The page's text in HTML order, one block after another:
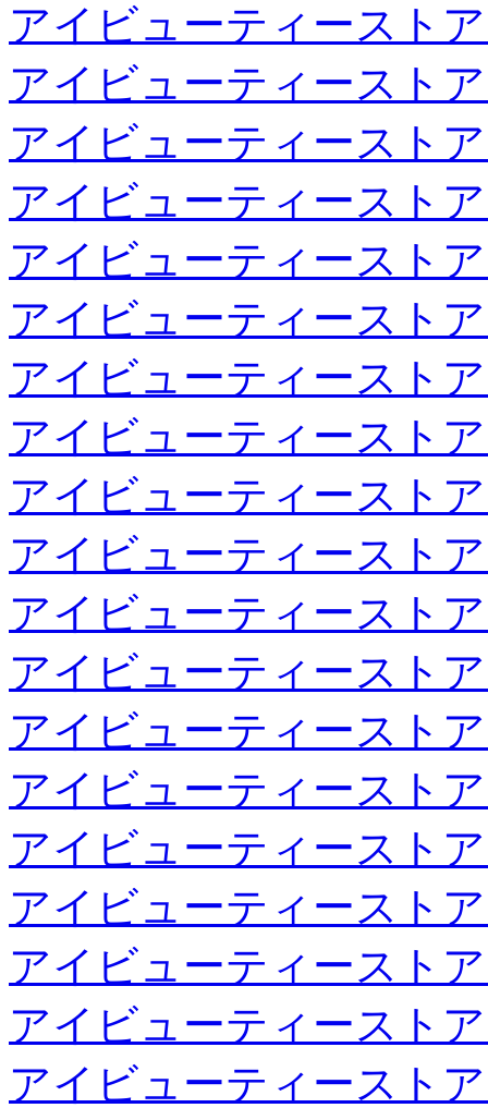
アイビューティースト
アイビューティースト
アイビューティースト
アイビューティースト
アイビューティースト
アイビューティースト
アイビューティースト
アイビューティースト
アイビューティースト
アイビューティースト
アイビューティースト
アイビューティースト
アイビューティースト
アイビューティースト
アイビューティースト
アイビューティースト
アイビューティースト
アイビューティースト
アイビューティースト